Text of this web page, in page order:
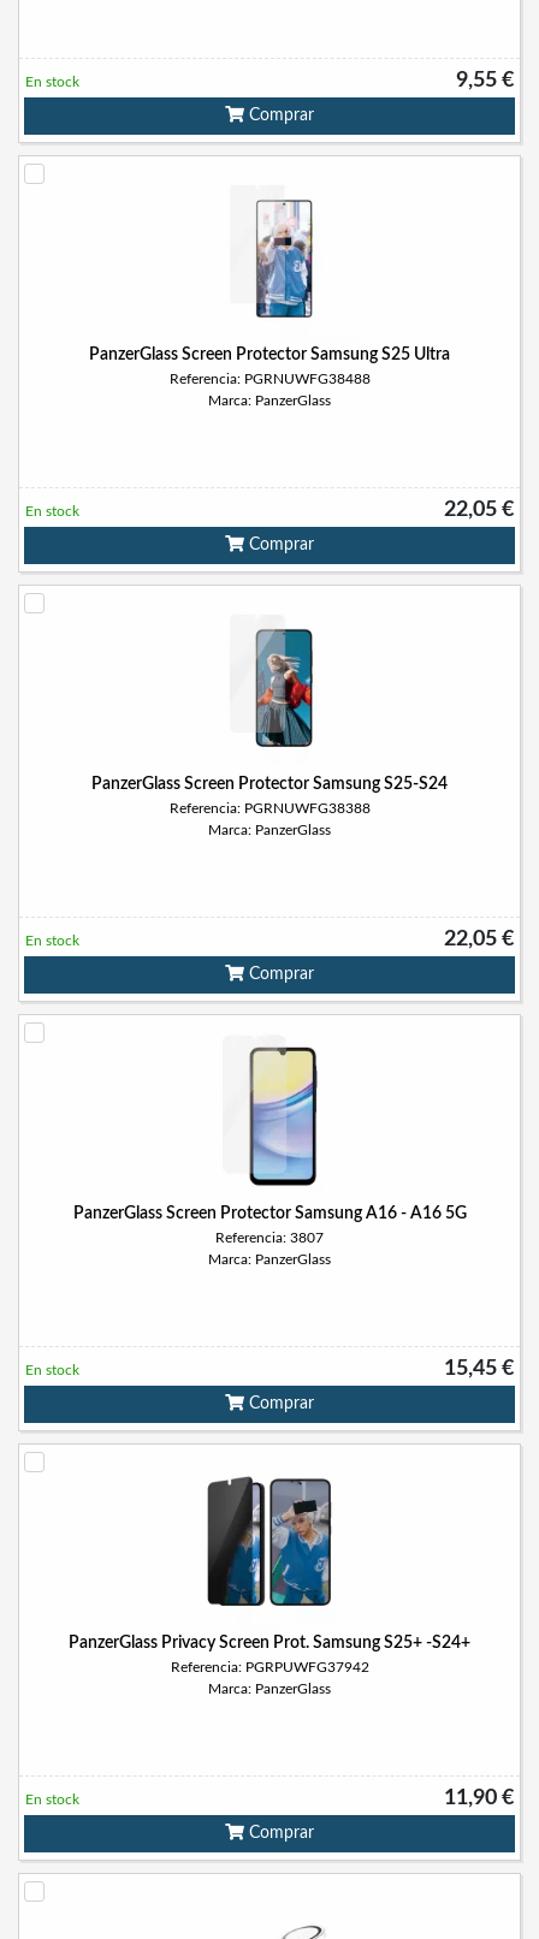
9,55 €
En stock
Comprar
PanzerGlass Screen Protector Samsung S25 Ultra
Referencia: PGRNUWFG38488
Marca: PanzerGlass
22,05 €
En stock
Comprar
PanzerGlass Screen Protector Samsung S25-S24
Referencia: PGRNUWFG38388
Marca: PanzerGlass
22,05 €
En stock
Comprar
PanzerGlass Screen Protector Samsung A16 - A16 5G
Referencia: 3807
Marca: PanzerGlass
15,45 €
En stock
Comprar
PanzerGlass Privacy Screen Prot. Samsung S25+ -S24+
Referencia: PGRPUWFG37942
Marca: PanzerGlass
11,90 €
En stock
Comprar